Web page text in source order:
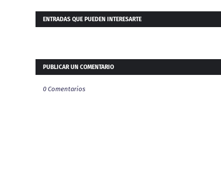
ENTRADAS QUE PUEDEN INTERESARTE
PUBLICAR UN COMENTARIO
0 Comentarios